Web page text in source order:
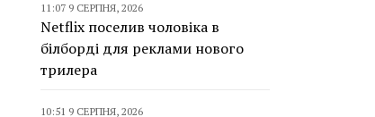
11:07 9 СЕРПНЯ, 2026
Netflix поселив чоловіка в
білборді для реклами нового
трилера
10:51 9 СЕРПНЯ, 2026